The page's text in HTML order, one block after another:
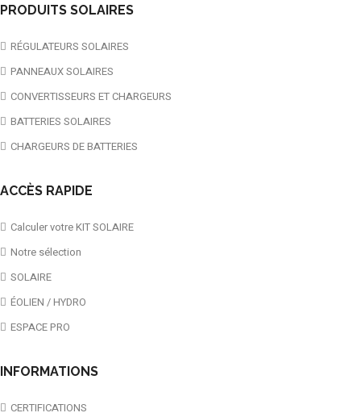
PRODUITS SOLAIRES
RÉGULATEURS SOLAIRES
PANNEAUX SOLAIRES
CONVERTISSEURS ET CHARGEURS
BATTERIES SOLAIRES
CHARGEURS DE BATTERIES
ACCÈS RAPIDE
Calculer votre KIT SOLAIRE
Notre sélection
SOLAIRE
ÉOLIEN / HYDRO
ESPACE PRO
INFORMATIONS
CERTIFICATIONS